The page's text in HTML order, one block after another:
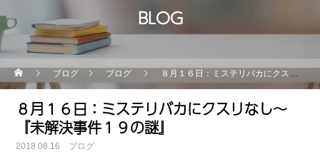
BLOG
ブログ ブログ ８月１６日：ミステリバカにクスリなし～『未解決事件１９の謎』
８月１６日：ミステリバカにクスリなし～
『未解決事件１９の謎』
2018.08.16 ブログ